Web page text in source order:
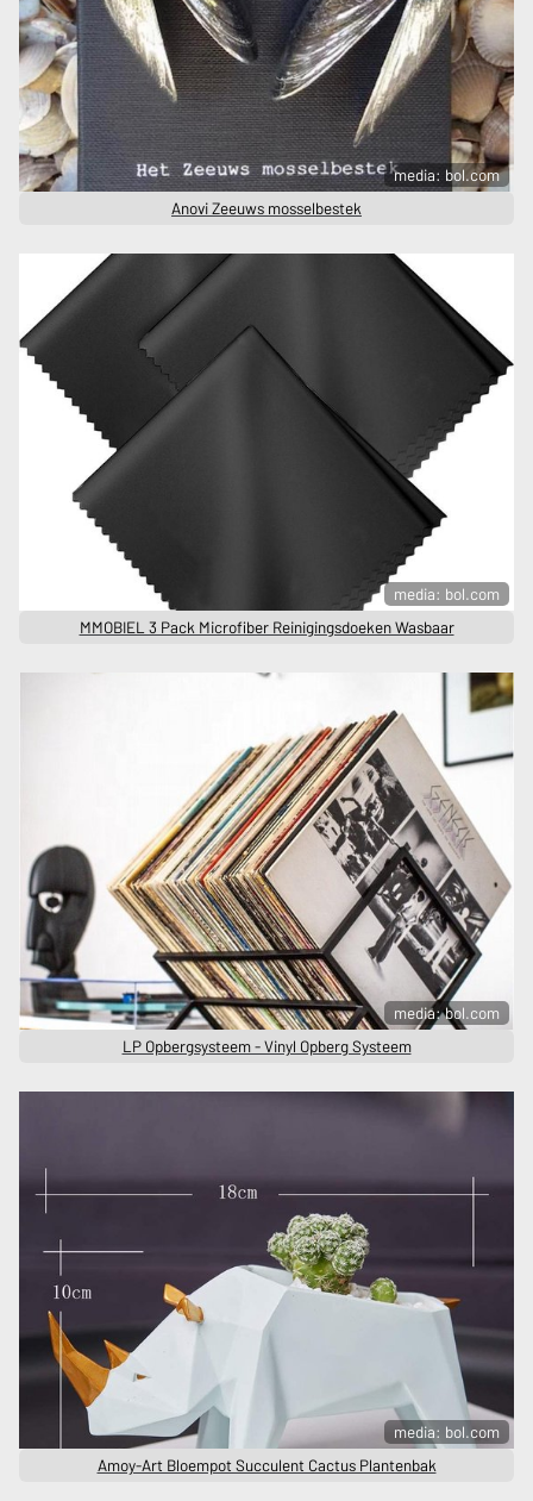
media: bol.com
Anovi Zeeuws mosselbestek
media: bol.com
MMOBIEL 3 Pack Microfiber Reinigingsdoeken Wasbaar
media: bol.com
LP Opbergsysteem - Vinyl Opberg Systeem
media: bol.com
Amoy-Art Bloempot Succulent Cactus Plantenbak